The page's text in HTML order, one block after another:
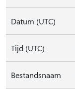
Datum (UTC)
Tijd (UTC)
Bestandsnaam